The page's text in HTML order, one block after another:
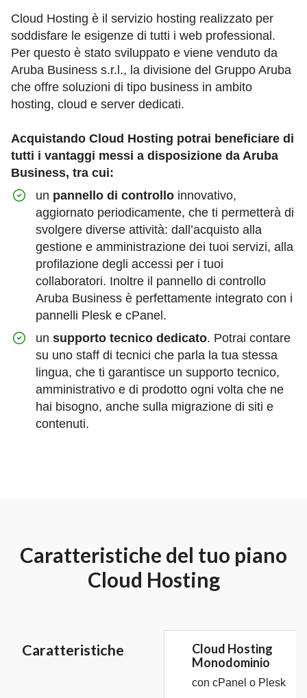
Cloud Hosting è il servizio hosting realizzato per
soddisfare le esigenze di tutti i web professional.
Per questo è stato sviluppato e viene venduto da
Aruba Business s.r.l., la divisione del Gruppo Aruba
che offre soluzioni di tipo business in ambito
hosting, cloud e server dedicati.
Acquistando Cloud Hosting potrai beneficiare di
tutti i vantaggi messi a disposizione da Aruba
Business, tra cui:
un pannello di controllo innovativo,
aggiornato periodicamente, che ti permetterà di
svolgere diverse attività: dall’acquisto alla
gestione e amministrazione dei tuoi servizi, alla
profilazione degli accessi per i tuoi
collaboratori. Inoltre il pannello di controllo
Aruba Business è perfettamente integrato con i
pannelli Plesk e cPanel.
un supporto tecnico dedicato. Potrai contare
su uno staff di tecnici che parla la tua stessa
lingua, che ti garantisce un supporto tecnico,
amministrativo e di prodotto ogni volta che ne
hai bisogno, anche sulla migrazione di siti e
contenuti.
Caratteristiche del tuo piano
Cloud Hosting
Caratteristiche
Cloud Hosting
Monodominio
con cPanel o Plesk